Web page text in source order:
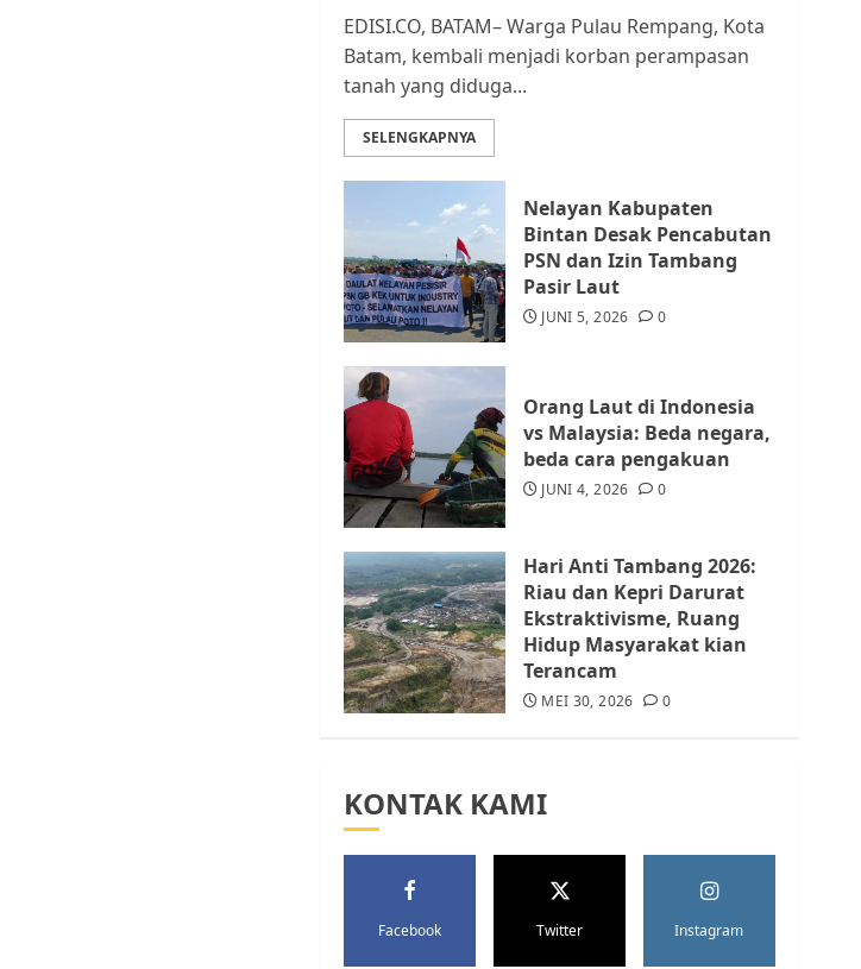
3
Datangi Pemko Batam,
Warga Rempang Protes
Lahan Mereka Diambil
4
Warga Rempang Ajukan
Audiensi dengan Wali
Kota Batam, Soroti
Aktivitas yang Resahkan
Warga
5
Tim Advokasi Desak BP
Batam Berhenti
Merampas Tanah Warga
Rempang
EDISI.CO, BATAM– Warga Pulau Rempang, Kota
Batam, kembali menjadi korban perampasan
tanah yang diduga...
SELENGKAPNYA
Nelayan Kabupaten
Bintan Desak Pencabutan
PSN dan Izin Tambang
Pasir Laut
JUNI 5, 2026 0
Orang Laut di Indonesia
vs Malaysia: Beda negara,
beda cara pengakuan
JUNI 4, 2026 0
Hari Anti Tambang 2026:
Riau dan Kepri Darurat
Ekstraktivisme, Ruang
Hidup Masyarakat kian
Terancam
MEI 30, 2026 0
KONTAK KAMI
Facebook Twitter Instagram